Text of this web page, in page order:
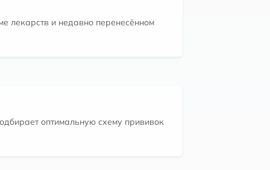
лекарств и недавно перенесённом
оптимальную схему прививок